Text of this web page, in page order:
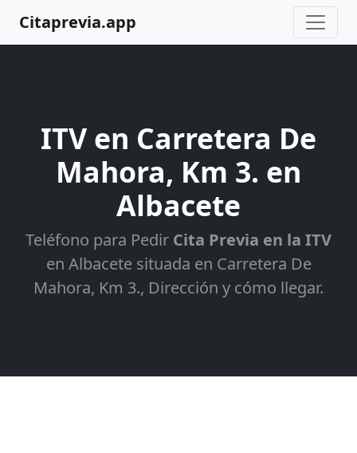
Citaprevia.app
ITV en Carretera De
Mahora, Km 3. en
Albacete
Teléfono para Pedir Cita Previa en la ITV
en Albacete situada en Carretera De
Mahora, Km 3., Dirección y cómo llegar.